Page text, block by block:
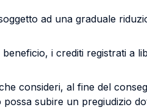
ad una graduale
i crediti registrati a
consideri, al fine del
subire un pregiudizio